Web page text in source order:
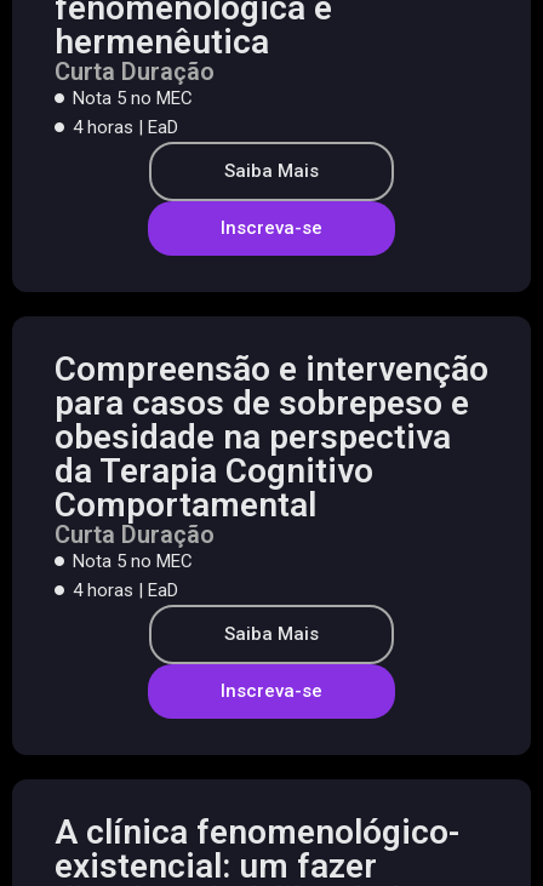
hermenêutica
Curta Duração
Nota 5 no MEC
4 horas | EaD
Saiba Mais
Inscreva-se
Compreensão e intervenção
para casos de sobrepeso e
obesidade na perspectiva
da Terapia Cognitivo
Comportamental
Curta Duração
Nota 5 no MEC
4 horas | EaD
Saiba Mais
Inscreva-se
A clínica fenomenológico-
existencial: um fazer